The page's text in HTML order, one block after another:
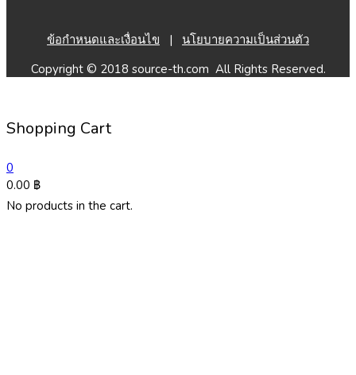
ข้อกำหนดและเงื่อนไข | นโยบายความเป็นส่วนตัว
Copyright © 2018 source-th.com All Rights Reserved.
Shopping Cart
0
0.00 ฿
No products in the cart.